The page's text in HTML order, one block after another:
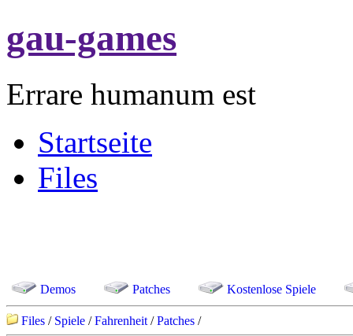
gau-games
Errare humanum est
Startseite
Files
Demos Patches Kostenlose Spiele
Files / Spiele /Fahrenheit /Patches /